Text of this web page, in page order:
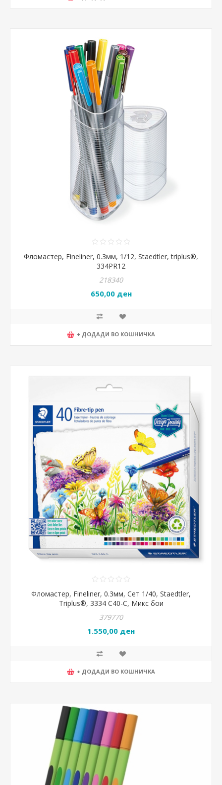
Фломастер, Fineliner, 0.3мм, 1/12, Staedtler, triplus®,
334PR12
218340
650,00 ден
+ ДОДАДИ ВО КОШНИЧКА
Фломастер, Fineliner, 0.3мм, Сет 1/40, Staedtler,
Тriplus®, 3334 C40-C, Микс бои
379770
1.550,00 ден
+ ДОДАДИ ВО КОШНИЧКА